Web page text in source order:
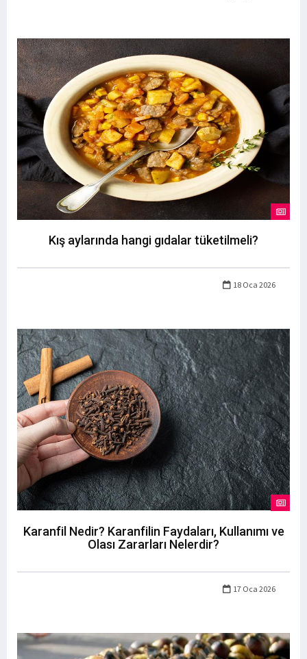
Kış aylarında hangi gıdalar tüketilmeli?
18 Oca 2026
Karanfil Nedir? Karanfilin Faydaları, Kullanımı ve
Olası Zararları Nelerdir?
17 Oca 2026